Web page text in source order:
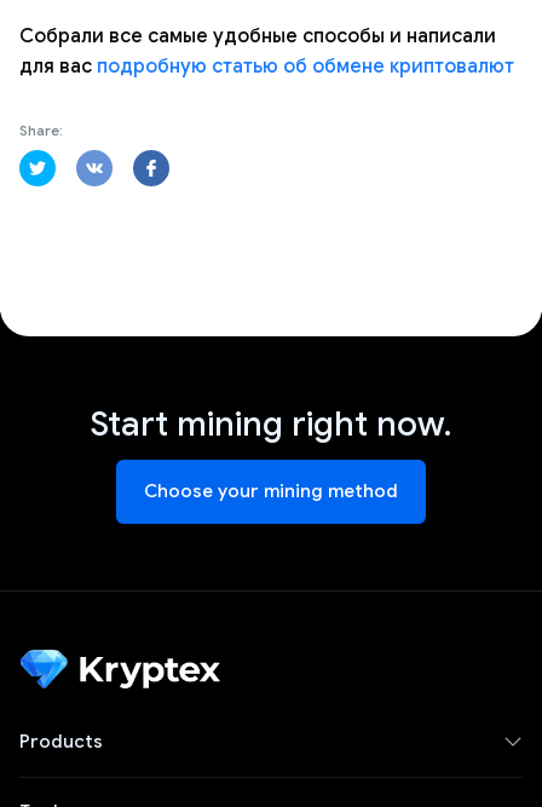
Собрали все самые удобные способы и написали
для вас подробную статью об обмене криптовалют
Share:
Start mining right now.
Choose your mining method
Products